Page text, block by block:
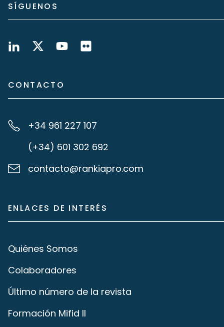
SÍGUENOS
CONTACTO
+34 961 227 107
(+34) 601 302 692
contacto@rankiapro.com
ENLACES DE INTERÉS
Quiénes Somos
Colaboradores
Último número de la revista
Formación Mifid II